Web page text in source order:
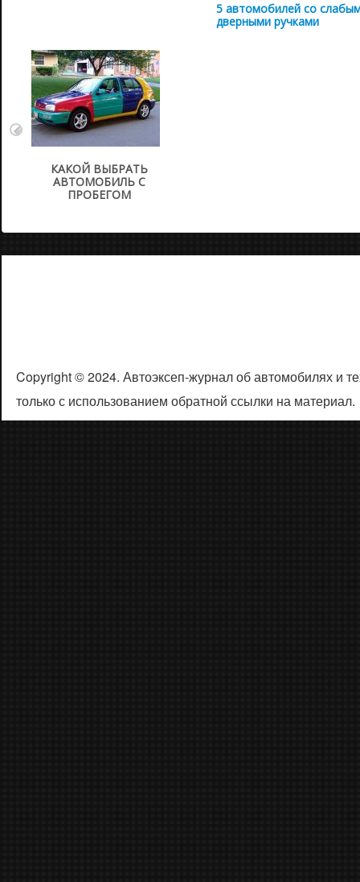
5 автомобилей со
дверными ручками
КАКОЙ ВЫБРАТЬ
АВТОМОБИЛЬ С
ПРОБЕГОМ
Copyright © 2024. Автоэксеп-журнал об автомобилях и
только с использованием обратной ссылки на материал.